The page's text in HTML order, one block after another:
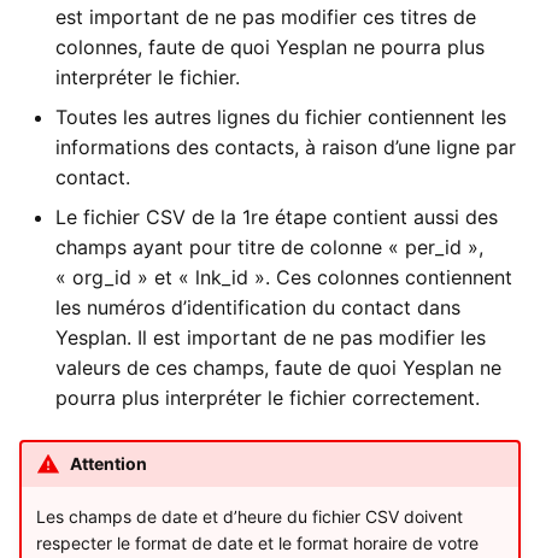
est important de ne pas modifier ces titres de
colonnes, faute de quoi Yesplan ne pourra plus
interpréter le fichier.
Toutes les autres lignes du fichier contiennent les
informations des contacts, à raison d’une ligne par
contact.
Le fichier CSV de la 1re étape contient aussi des
champs ayant pour titre de colonne « per_id »,
« org_id » et « lnk_id ». Ces colonnes contiennent
les numéros d’identification du contact dans
Yesplan. Il est important de ne pas modifier les
valeurs de ces champs, faute de quoi Yesplan ne
pourra plus interpréter le fichier correctement.
Attention
Les champs de date et d’heure du fichier CSV doivent
respecter le format de date et le format horaire de votre